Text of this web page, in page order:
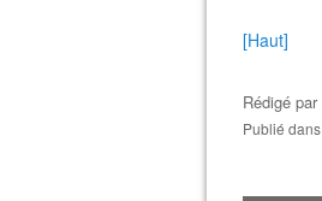
[Haut]
Rédigé par
Publié dans